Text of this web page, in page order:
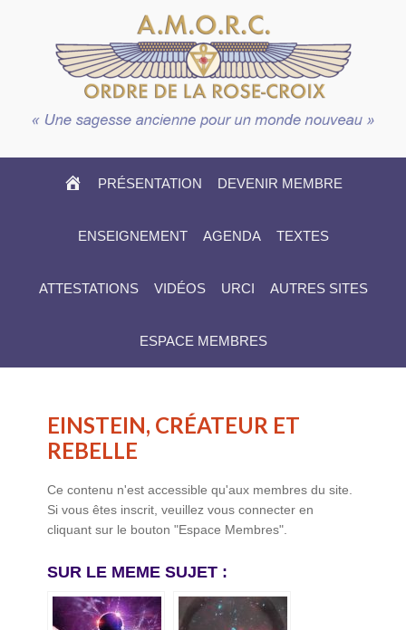
HOME
PRÉSENTATION DEVENIR MEMBRE
ENSEIGNEMENT AGENDA TEXTES
ATTESTATIONS VIDÉOS URCI AUTRES SITES
ESPACE MEMBRES
EINSTEIN, CRÉATEUR ET
REBELLE
Ce contenu n'est accessible qu'aux membres du site.
Si vous êtes inscrit, veuillez vous connecter en
cliquant sur le bouton "Espace Membres".
SUR LE MEME SUJET :